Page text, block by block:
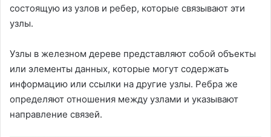
состоящую из узлов и ребер, которые связывают эти
узлы.
Узлы в железном дереве представляют собой объекты
или элементы данных, которые могут содержать
информацию или ссылки на другие узлы. Ребра же
определяют отношения между узлами и указывают
направление связей.